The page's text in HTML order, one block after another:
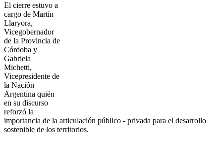
El cierre estuvo a
cargo de Martín
Llaryora,
Vicegobernador
de la Provincia de
Córdoba y
Gabriela
Michetti,
Vicepresidente de
la Nación
Argentina quién
en su discurso
reforzó la
importancia de la articulación público - privada para el desarrollo
sostenible de los territorios.